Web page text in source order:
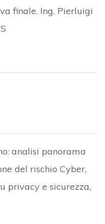
finale. Ing. Pierluigi
analisi panorama
del rischio Cyber,
privacy e sicurezza,